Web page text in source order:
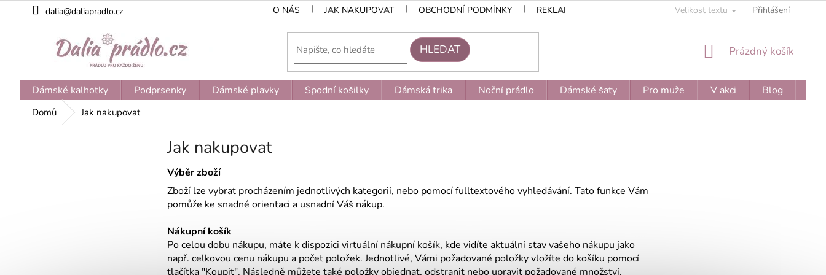
na
dalia@daliapradlo.cz O NÁS JAK NAKUPOVAT OBCHODNÍ PODMÍNKY REKLAMAČNÍ ŘÁD ZPRACOVÁNÍ OSOBNÍCH ÚDAJŮ
Velikost textu Přihlášení
HLEDAT
NÁKUPNÍ
Prázdný košík
Dámské kalhotky Podprsenky Dámské plavky Spodní košilky Dámská trika Noční prádlo Dámské šaty Pro muže V akci Blog
Domů Jak nakupovat
Jak nakupovat
Výběr zboží
Zboží lze vybrat procházením jednotlivých kategorií, nebo pomocí fulltextového vyhledávání. Tato funkce Vám
pomůže ke snadné orientaci a usnadní Váš nákup.
Nákupní košík
Po celou dobu nákupu, máte k dispozici virtuální nákupní košík, kde vidíte aktuální stav vašeho nákupu jako
např. celkovou cenu nákupu a počet položek. Jednotlivé, Vámi požadované položky vložíte do košíku pomocí
tlačítka "Koupit". Následně můžete také položky objednat, odstranit nebo upravit požadované množství.